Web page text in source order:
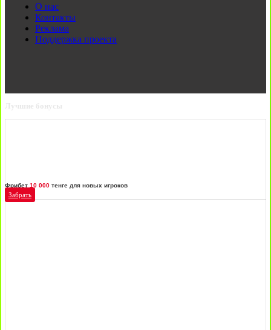
О нас
Контакты
Реклама
Поддержка проекта
Лучшие бонусы
Фрибет 10 000 тенге для новых игроков
Забрать